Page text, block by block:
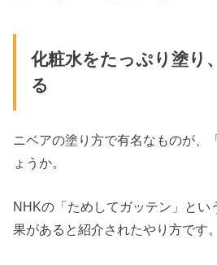
化粧水をたっぷり塗り
る
ニベアの塗り方で有名なものが、
ょうか。
NHKの「ためしてガッテン」とい
果があると紹介されたやり方です。